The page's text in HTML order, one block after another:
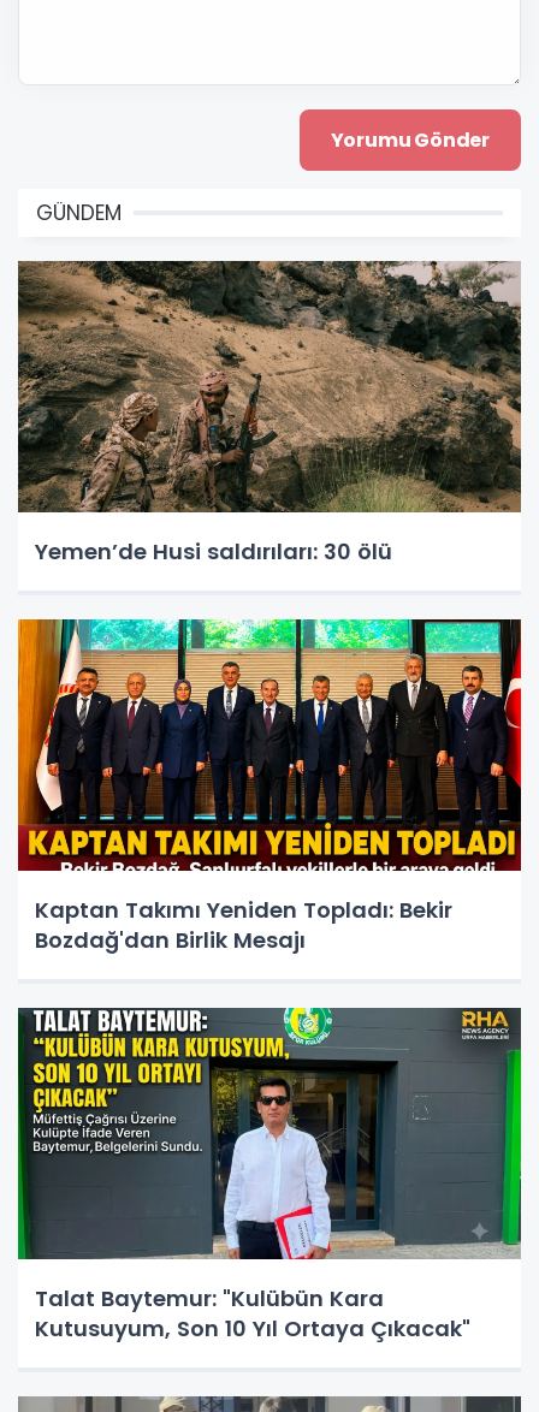
GÜNDEM
Yemen’de Husi saldırıları: 30 ölü
Kaptan Takımı Yeniden Topladı: Bekir
Bozdağ'dan Birlik Mesajı
Talat Baytemur: "Kulübün Kara
Kutusuyum, Son 10 Yıl Ortaya Çıkacak"